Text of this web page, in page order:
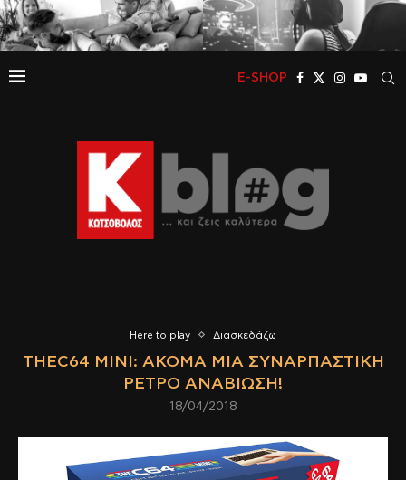
E-SHOP
Here to play Διασκεδάζω
ΤΗΕC64 MINI: ΑΚΌΜΑ ΜΊΑ ΣΥΝΑΡΠΑΣΤΙΚΉ
ΡΕΤΡΌ ΑΝΑΒΊΩΣΗ!
18/04/2018